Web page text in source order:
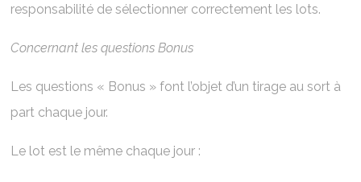
responsabilité de sélectionner correctement les lots.
Concernant les questions Bonus
Les questions « Bonus » font l’objet d’un tirage au sort à
part chaque jour.
Le lot est le même chaque jour :